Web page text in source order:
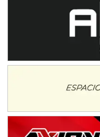
Trenque Lauquen (Buenos Aires)
Moto Club Reginense (Tierra)